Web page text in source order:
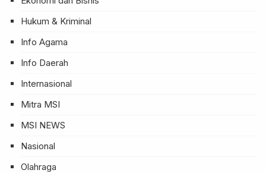
Hukum & Kriminal
Info Agama
Info Daerah
Internasional
Mitra MSI
MSI NEWS
Nasional
Olahraga